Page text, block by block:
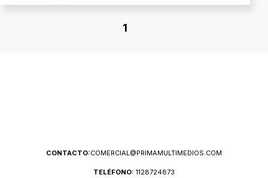
1
CONTACTO:COMERCIAL@PRIMAMULTIMEDIOS.COM
TELÉFONO: 1128724873